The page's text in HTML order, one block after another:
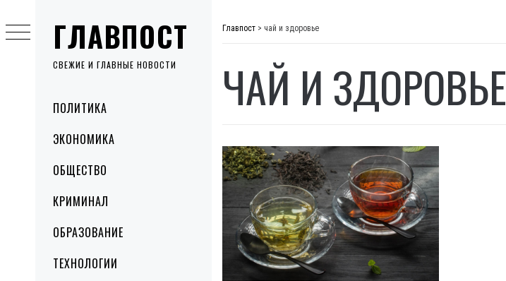
ГЛАВПОСТ
СВЕЖИЕ И ГЛАВНЫЕ НОВОСТИ
MenuПОЛИТИКА
ЭКОНОМИКА
ОБЩЕСТВО
КРИМИНАЛ
ОБРАЗОВАНИЕ
ТЕХНОЛОГИИ
to
content
Главпост > чай и здоровье
ЧАЙ И ЗДОРОВЬЕ